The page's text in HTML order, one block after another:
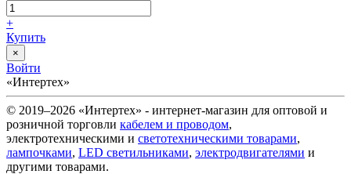
+
Купить
×
Войти
«Интертех»
© 2019–2026 «Интертех» - интернет-магазин для оптовой и
розничной торговли кабелем и проводом,
электротехническими и светотехническими товарами,
лампочками, LED светильниками, электродвигателями и
другими товарами.